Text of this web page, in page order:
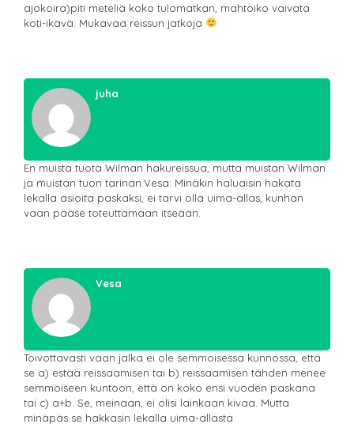
ajokoira)piti meteliä koko tulomatkan, mahtoiko vaivata
koti-ikävä. Mukavaa reissun jatkoja
juha
En muista tuota Wilman hakureissua, mutta muistan Wilman
ja muistan tuon tarinan.Vesa: Minäkin haluaisin hakata
lekalla asioita paskaksi, ei tarvi olla uima-allas, kunhan
vaan pääse toteuttamaan itseään.
Vesa
Toivottavasti vaan jalka ei ole semmoisessa kunnossa, että
se a) estää reissaamisen tai b) reissaamisen tähden menee
semmoiseen kuntoon, että on koko ensi vuoden paskana
tai c) a+b. Se, meinaan, ei olisi lainkaan kivaa. Mutta
minäpäs se hakkasin lekalla uima-allasta.